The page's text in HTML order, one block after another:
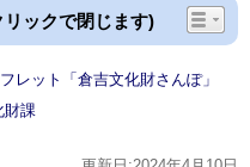
リックで閉じます)
レット「倉吉文化財さんぽ」
財課